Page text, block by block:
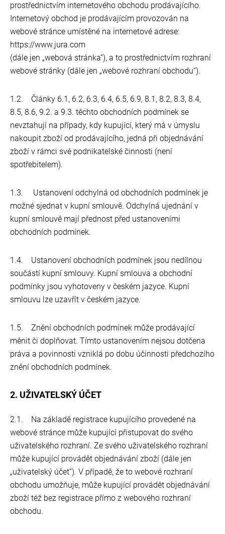
prostřednictvím internetového obchodu prodávajícího.
Internetový obchod je prodávajícím provozován na
webové stránce umístěné na internetové adrese:
https://www.jura.com
(dále jen „webová stránka“), a to prostřednictvím rozhraní
webové stránky (dále jen „webové rozhraní obchodu“).
1.2. Články 6.1, 6.2, 6.3, 6.4, 6.5, 6.9, 8.1, 8.2, 8.3, 8.4,
8.5, 8.6, 9.2. a 9.3. těchto obchodních podmínek se
nevztahují na případy, kdy kupující, který má v úmyslu
nakoupit zboží od prodávajícího, jedná při objednávání
zboží v rámci své podnikatelské činnosti (není
spotřebitelem).
1.3. Ustanovení odchylná od obchodních podmínek je
možné sjednat v kupní smlouvě. Odchylná ujednání v
kupní smlouvě mají přednost před ustanoveními
obchodních podmínek.
1.4. Ustanovení obchodních podmínek jsou nedílnou
součástí kupní smlouvy. Kupní smlouva a obchodní
podmínky jsou vyhotoveny v českém jazyce. Kupní
smlouvu lze uzavřít v českém jazyce.
1.5. Znění obchodních podmínek může prodávající
měnit či doplňovat. Tímto ustanovením nejsou dotčena
práva a povinnosti vzniklá po dobu účinnosti předchozího
znění obchodních podmínek.
2. UŽIVATELSKÝ ÚČET
2.1. Na základě registrace kupujícího provedené na
webové stránce může kupující přistupovat do svého
uživatelského rozhraní. Ze svého uživatelského rozhraní
může kupující provádět objednávání zboží (dále jen
„uživatelský účet“). V případě, že to webové rozhraní
obchodu umožňuje, může kupující provádět objednávání
zboží též bez registrace přímo z webového rozhraní
obchodu.